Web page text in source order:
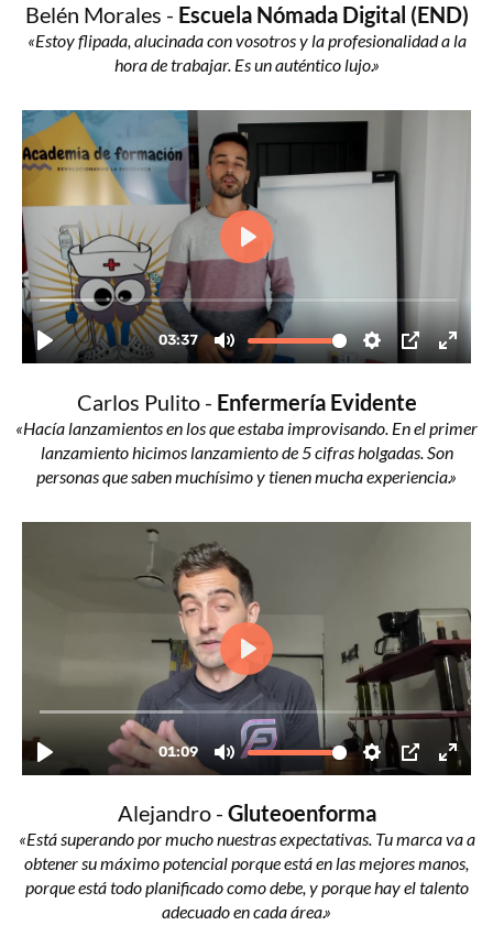
Belén Morales - Escuela Nómada Digital (END)
«Estoy flipada, alucinada con vosotros y la profesionalidad a la
hora de trabajar. Es un auténtico lujo.»
Carlos Pulito - Enfermería Evidente
«Hacía lanzamientos en los que estaba improvisando. En el primer
lanzamiento hicimos lanzamiento de 5 cifras holgadas. Son
personas que saben muchísimo y tienen mucha experiencia.»
Alejandro - Gluteoenforma
«Está superando por mucho nuestras expectativas. Tu marca va a
obtener su máximo potencial porque está en las mejores manos,
porque está todo planificado como debe, y porque hay el talento
adecuado en cada área.»